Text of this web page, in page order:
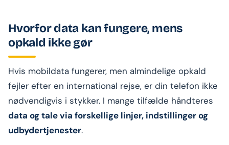
Hvorfor data kan fungere, mens
opkald ikke gør
Hvis mobildata fungerer, men almindelige opkald
fejler efter en international rejse, er din telefon ikke
nødvendigvis i stykker. I mange tilfælde håndteres
data og tale via forskellige linjer, indstillinger og
udbydertjenester.